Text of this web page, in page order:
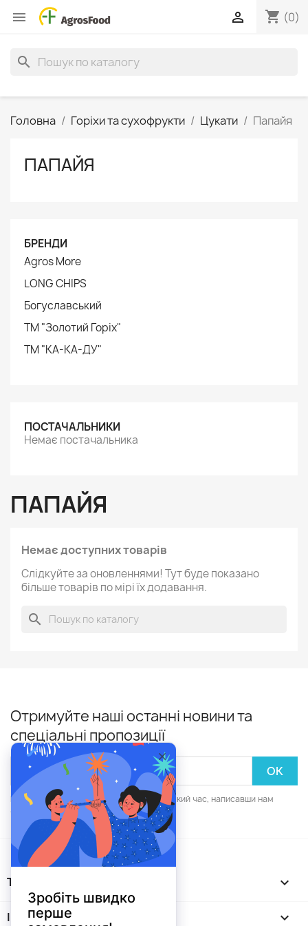
 shopping_cart (0)

search
Головна Горіхи та сухофрукти Цукати Папайя
ПАПАЙЯ
БРЕНДИ
Agros More
LONG CHIPS
Богуславський
ТМ "Золотий Горіх"
ТМ "КА-КА-ДУ"
ПОСТАЧАЛЬНИКИ
Немає постачальника
ПАПАЙЯ
Немає доступних товарів
Слідкуйте за оновленнями! Тут буде показано
більше товарів по мірі їх додавання.
search
Отримуйте наші останні новини та
спеціальні пропозиції
Ви зможете скасувати підписку в будь-який час, написавши нам
через форму зворотнього зв'язку.
ТОВАРИ 
ІНФОРМАЦІЯ 